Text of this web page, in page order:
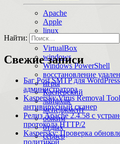
Apache
Apple
linux
macOS
VirtualBox
windows
Windows PowerShell
восстановление
игры
Касперский
лайфхак
менеджмент
обжим
отдых
сервер
Найти:
Свежие записи
Баг Post SMTP для
администратора
Kaspersky Virus Removal
антивирусный сканер
Релиз Apache 2.4.58 с
протокола HTTP/2
Kaspersky: Проверка
политикой